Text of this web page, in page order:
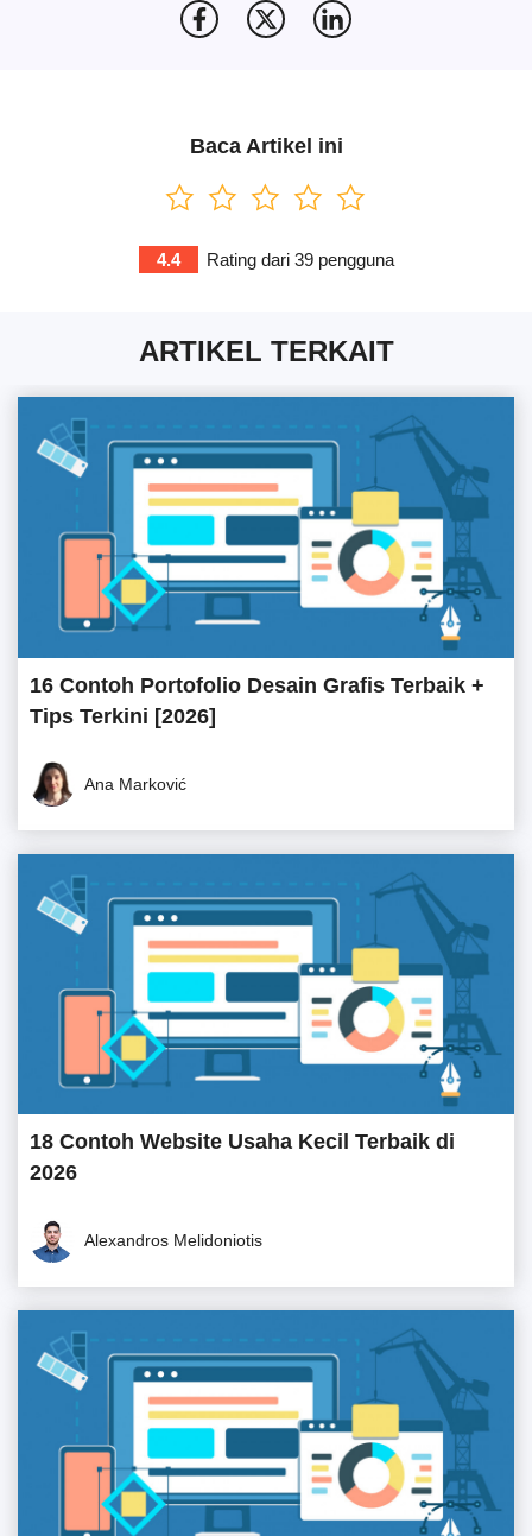
Baca Artikel ini
4.4 Rating dari 39pengguna
ARTIKEL TERKAIT
16 Contoh Portofolio Desain Grafis Terbaik +
Tips Terkini [2026]
Ana Marković
18 Contoh Website Usaha Kecil Terbaik di
2026
Alexandros Melidoniotis